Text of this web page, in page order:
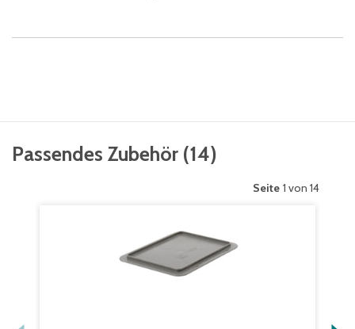
Passendes Zubehör (14)
Seite 1 von 14